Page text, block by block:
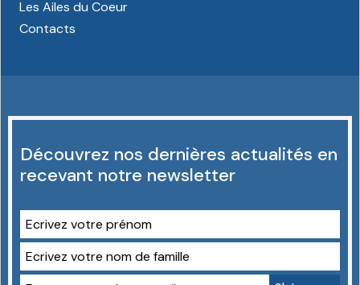
Les Ailes du Coeur
Contacts
Découvrez nos dernières actualités en
recevant notre newsletter